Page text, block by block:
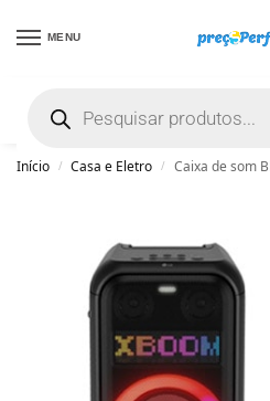
MENU
Início / Casa e Eletro / Caixa de som Bluetooth PartyBox LG